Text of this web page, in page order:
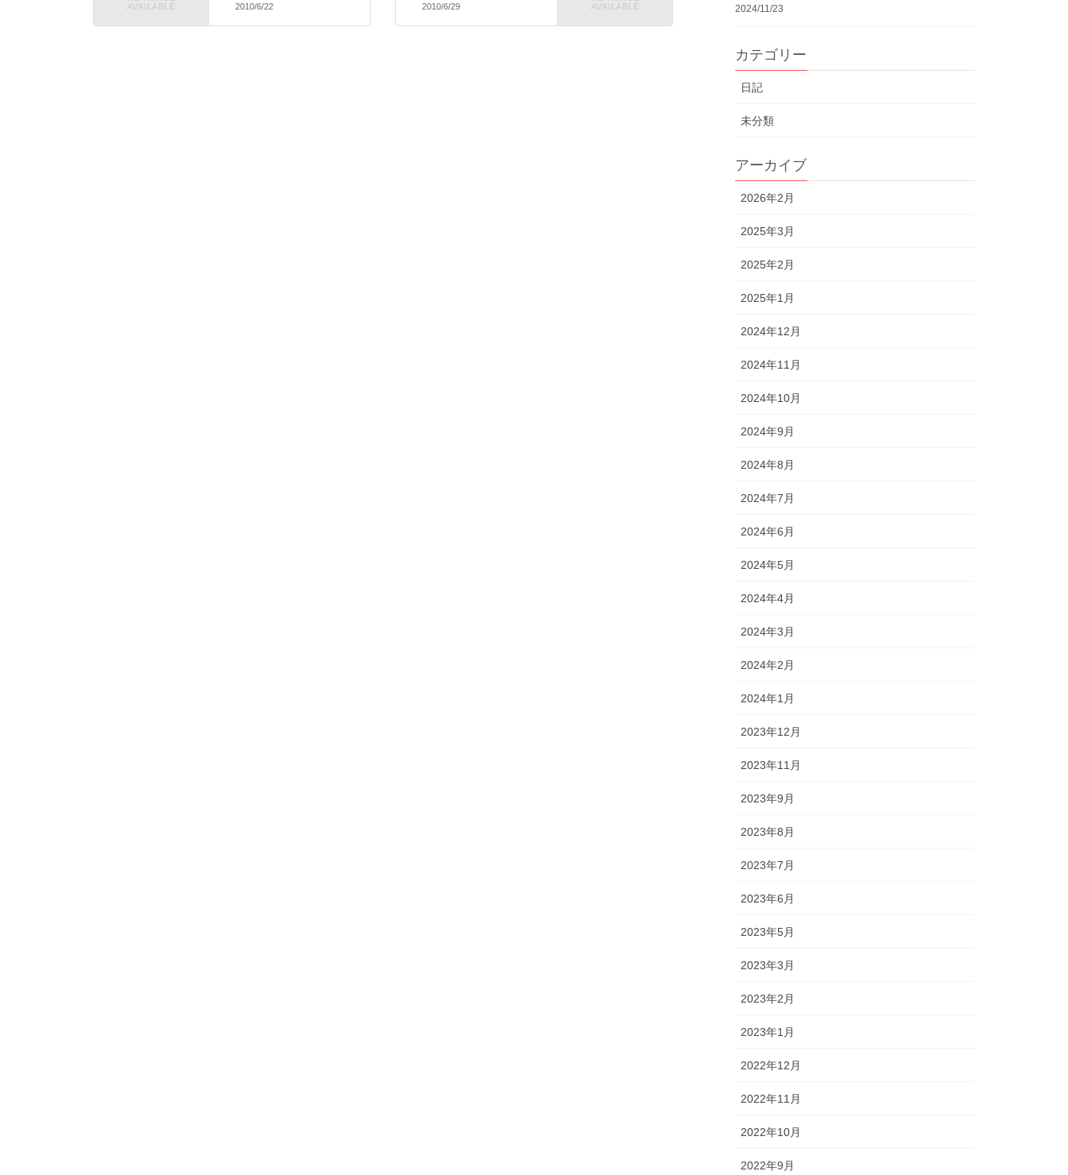
2010/6/22 2010/6/29 2024/11/23
カテゴリー
日記
未分類
アーカイブ
2026年2月
2025年3月
2025年2月
2025年1月
2024年12月
2024年11月
2024年10月
2024年9月
2024年8月
2024年7月
2024年6月
2024年5月
2024年4月
2024年3月
2024年2月
2024年1月
2023年12月
2023年11月
2023年9月
2023年8月
2023年7月
2023年6月
2023年5月
2023年3月
2023年2月
2023年1月
2022年12月
2022年11月
2022年10月
2022年9月